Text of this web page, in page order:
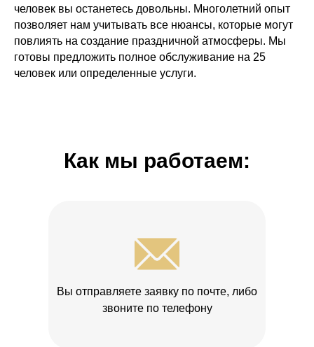
человек вы останетесь довольны. Многолетний опыт
позволяет нам учитывать все нюансы, которые могут
повлиять на создание праздничной атмосферы. Мы
готовы предложить полное обслуживание на 25
человек или определенные услуги.
Как мы работаем:
Вы отправляете заявку по почте, либо
звоните по телефону